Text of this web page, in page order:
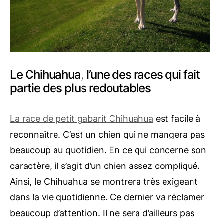
Le Chihuahua, l’une des races qui fait
partie des plus redoutables
La race de petit gabarit Chihuahua est facile à
reconnaître. C’est un chien qui ne mangera pas
beaucoup au quotidien. En ce qui concerne son
caractère, il s’agit d’un chien assez compliqué.
Ainsi, le Chihuahua se montrera très exigeant
dans la vie quotidienne. Ce dernier va réclamer
beaucoup d’attention. Il ne sera d’ailleurs pas